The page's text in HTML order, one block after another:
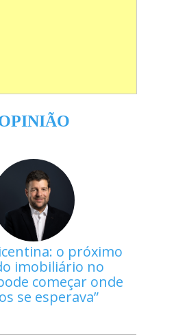
o próximo
imobiliário no
começar onde
se esperava